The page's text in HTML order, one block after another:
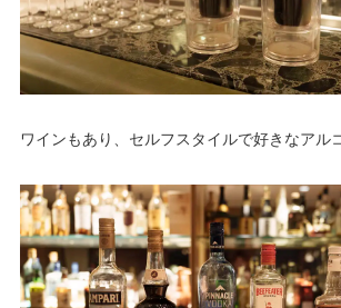
ワインもあり、セルフスタイルで好きなアル